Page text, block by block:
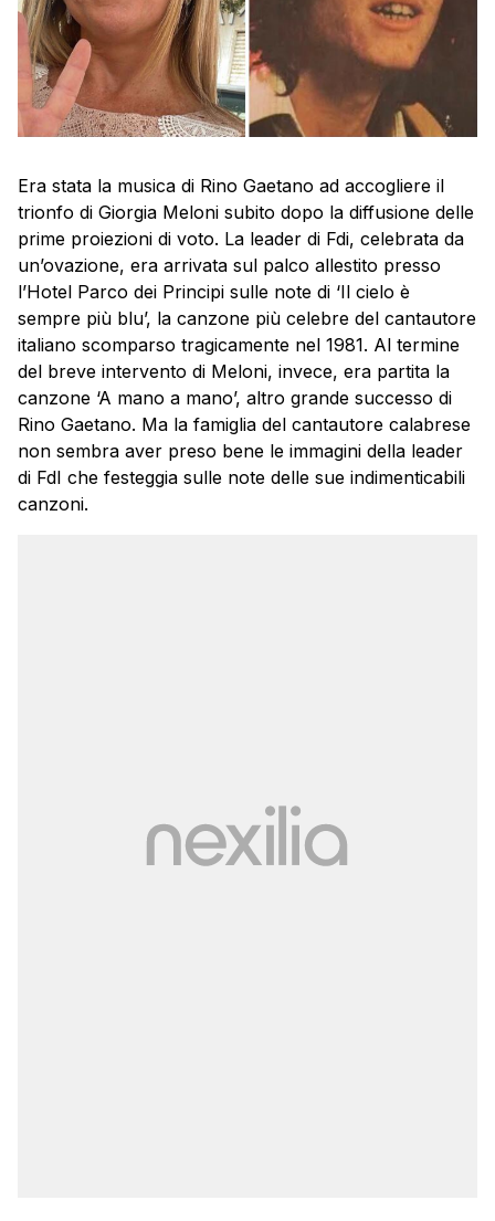
Era stata la musica di Rino Gaetano ad accogliere il
trionfo di Giorgia Meloni subito dopo la diffusione delle
prime proiezioni di voto. La leader di Fdi, celebrata da
un’ovazione, era arrivata sul palco allestito presso
l’Hotel Parco dei Principi sulle note di ‘Il cielo è
sempre più blu’, la canzone più celebre del cantautore
italiano scomparso tragicamente nel 1981. Al termine
del breve intervento di Meloni, invece, era partita la
canzone ‘A mano a mano’, altro grande successo di
Rino Gaetano. Ma la famiglia del cantautore calabrese
non sembra aver preso bene le immagini della leader
di FdI che festeggia sulle note delle sue indimenticabili
canzoni.